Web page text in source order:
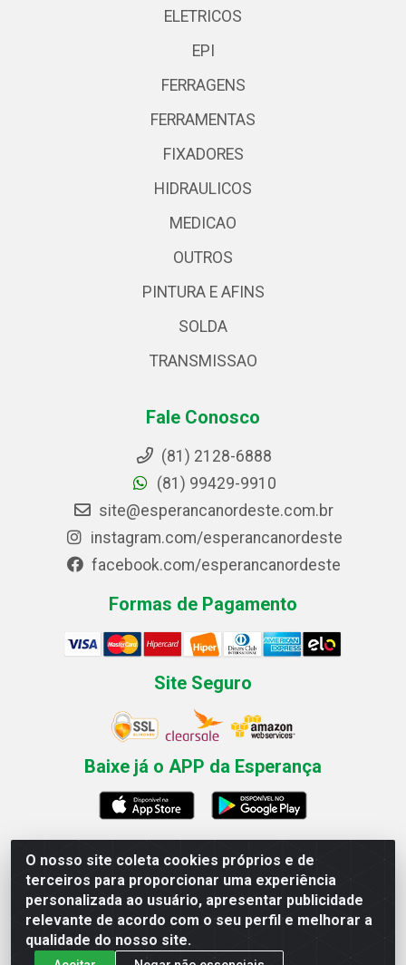
O nosso site coleta cookies próprios e de
terceiros para proporcionar uma experiência
personalizada ao usuário, apresentar publicidade
relevante de acordo com o seu perfil e melhorar a
qualidade do nosso site.
ELETRICOS
EPI
FERRAGENS
FERRAMENTAS
FIXADORES
HIDRAULICOS
MEDICAO
OUTROS
PINTURA E AFINS
SOLDA
TRANSMISSAO
Fale Conosco
(81) 2128-6888
(81) 99429-9910
site@esperancanordeste.com.br
instagram.com/esperancanordeste
facebook.com/esperancanordeste
Formas de Pagamento
Site Seguro
Baixe já o APP da Esperança
Esperança Nordeste - Rua Professor Caldas Filho, 291 -
Estância - Recife / PE CEP: 50771-335 - CNPJ
03.666.136/0001-23